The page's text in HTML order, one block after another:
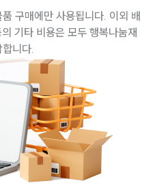
구매에만 사용됩니다. 이외 배
기타 비용은 모두 행복나눔재
니다.